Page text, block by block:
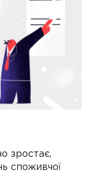
зростає,
споживчої